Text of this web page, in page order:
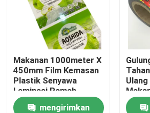
Hubungi kami
Berita
Semua Kasus
Makanan 1000meter X
450mm Film Kemasan
Plastik Senyawa
Laminasi Ramah
Lingkungan
mengirimkan